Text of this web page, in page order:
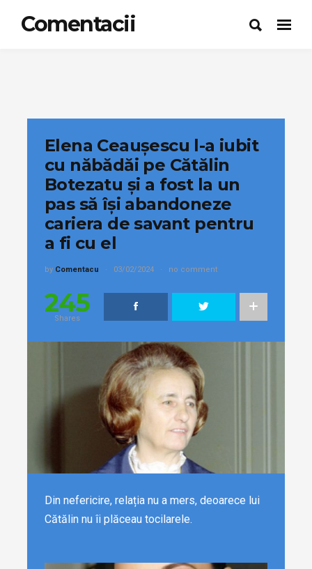
Comentacii
Elena Ceaușescu l-a iubit
cu năbădăi pe Cătălin
Botezatu și a fost la un
pas să își abandoneze
cariera de savant pentru
a fi cu el
by Comentacu 03/02/2024 no comment
245
Shares
Din nefericire, relația nu a mers, deoarece lui
Cătălin nu îi plăceau tocilarele.